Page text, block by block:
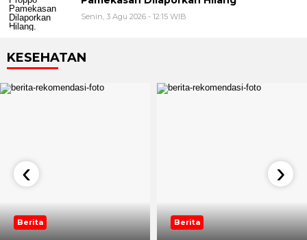
Senin, 3 Agu 2026 - 12:15 WIB
KESEHATAN
Berita Berita
‹ ›